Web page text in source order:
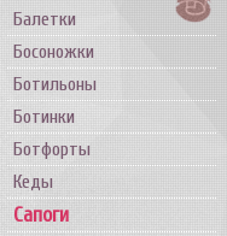
Балетки
Босоножки
Ботильоны
Ботинки
Ботфорты
Кеды
Сапоги